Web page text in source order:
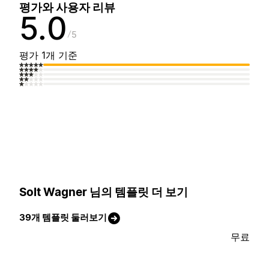
평가와 사용자 리뷰
5.0 5
평가 1개 기준
Solt Wagner 님의 템플릿 더 보기
39개 템플릿 둘러보기
무료